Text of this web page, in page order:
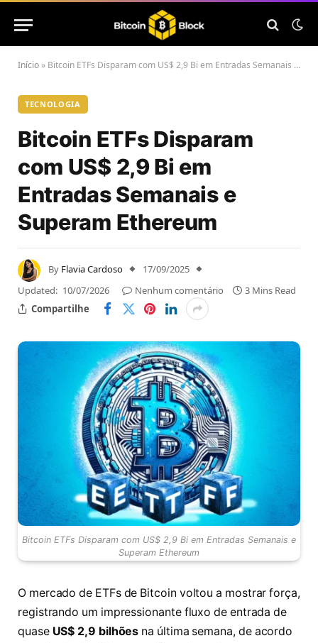
Início » Bitcoin ETFs Disparam com US$ 2,9 Bi em Entradas Semanais e Superam Ethereum
TECNOLOGIA
Bitcoin ETFs Disparam
com US$ 2,9 Bi em
Entradas Semanais e
Superam Ethereum
By Flavia Cardoso
17/09/2025
Updated: 10/07/2026 Nenhum comentário
3 Mins Read
Compartilhe
Bitcoin ETFs Disparam com US$ 2,9 Bi em Entradas Semanais e
Superam Ethereum
O mercado de ETFs de Bitcoin voltou a mostrar força,
registrando um impressionante fluxo de entrada de
quase US$ 2,9 bilhões na última semana, de acordo